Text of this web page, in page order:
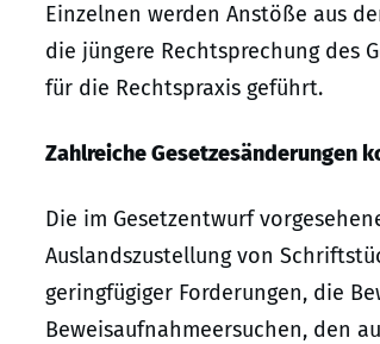
Einzelnen werden Anstöße aus
die jüngere Rechtsprechung des
für die Rechtspraxis geführt.
Zahlreiche Gesetzesänderungen
Die im Gesetzentwurf
Auslandszustellung von
geringfügiger Forderungen, die
Beweisaufnahmeersuchen, den